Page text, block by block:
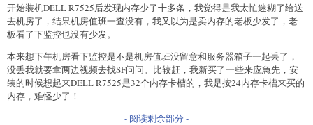
开始装机DELL R7525后发现内存少了十多条，我觉得是我太忙迷糊了给送
去机房了，结果机房值班一查没有，我又以为是卖内存的老板少发了，老
板看了下监控也没有少发。
本来想下午机房看下监控是不是机房值班没留意和服务器箱子一起丢了，
没丢我就要拿两边视频去找SF问问。比较赶，我新买了一些来应急先，安
装的时候想起来DELL R7525是32个内存卡槽的，我是按24内存卡槽来买的
内存，难怪少了！
- 阅读剩余部分 -